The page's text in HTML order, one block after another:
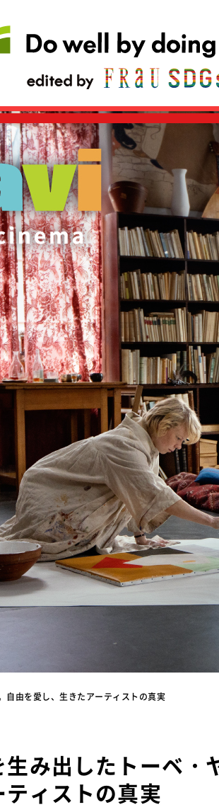
自由を愛し、生きたアーティストの真実
生み出したトーベ
ィストの真実